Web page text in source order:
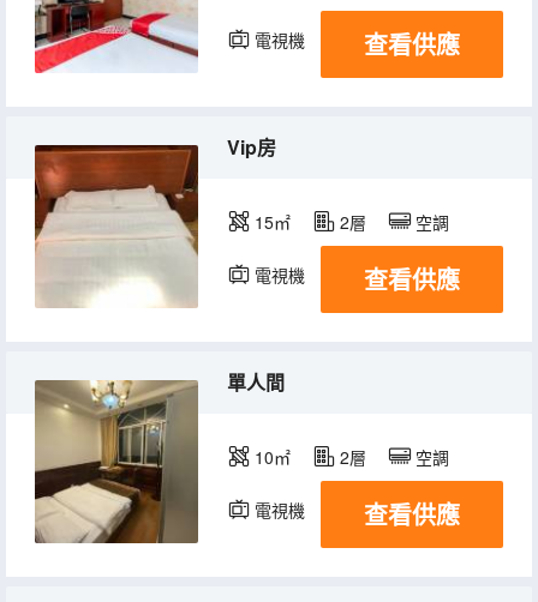
電視機 查看供應
Vip房
15㎡ 2層 空調
電視機 查看供應
單人間
10㎡ 2層 空調
電視機 查看供應